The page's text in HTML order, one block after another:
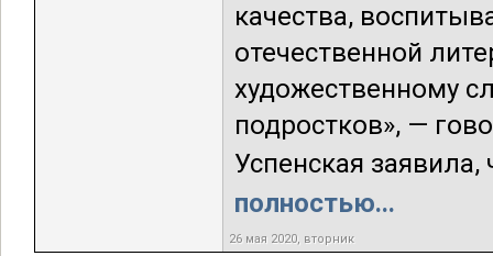
качества,
отечественной
художественному
подростков», —
Успенская
полностью...
26 мая 2020, вторник